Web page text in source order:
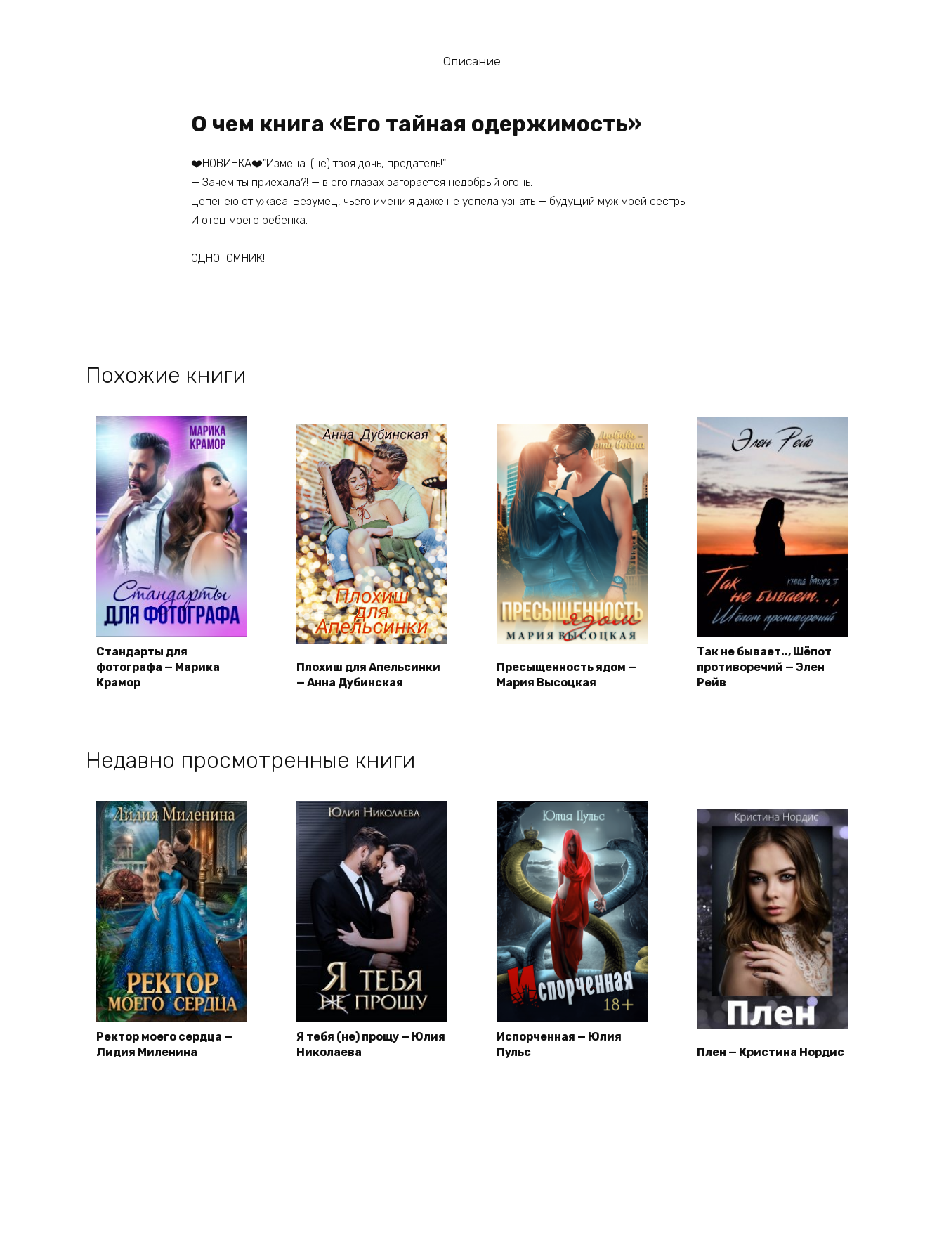
Описание
О чем книга «Его тайная одержимость»
❤️НОВИНКА❤️"Измена. (не) твоя дочь, предатель!"
— Зачем ты приехала?! — в его глазах загорается недобрый огонь.
Цепенею от ужаса. Безумец, чьего имени я даже не успела узнать — будущий муж моей сестры.
И отец моего ребенка.
ОДНОТОМНИК!
Похожие книги
Стандарты для
фотографа — Марика
Крамор
Плохиш для Апельсинки
— Анна Дубинская
Пресыщенность ядом —
Мария Высоцкая
Так не бывает.., Шёпот
противоречий — Элен
Рейв
Недавно просмотренные книги
Ректор моего сердца —
Лидия Миленина
Я тебя (не) прощу — Юлия
Николаева
Испорченная — Юлия
Пульс
Плен — Кристина Нордис